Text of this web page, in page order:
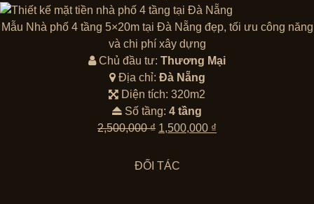
gốc
là:
2,500,000 ₫.
hiện
tại
1,500,000 ₫.
Mẫu Nhà phố 4 tầng 5×20m tại Đà Nẵng đẹp, tối ưu công năng
và chi phí xây dựng
Chủ đầu tư: Thương Mại
Địa chỉ: Đà Nẵng
Diện tích: 320m2
Số tầng: 4 tầng
2,500,000₫ Giá
là:
1,500,000 ₫
ĐỐI TÁC